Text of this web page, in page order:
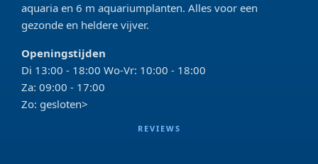
aquaria en 6 m aquariumplanten. Alles voor een
gezonde en heldere vijver.
Openingstijden
Di 13:00 - 18:00 Wo-Vr: 10:00 - 18:00
Za: 09:00 - 17:00
Zo: gesloten>
REVIEWS